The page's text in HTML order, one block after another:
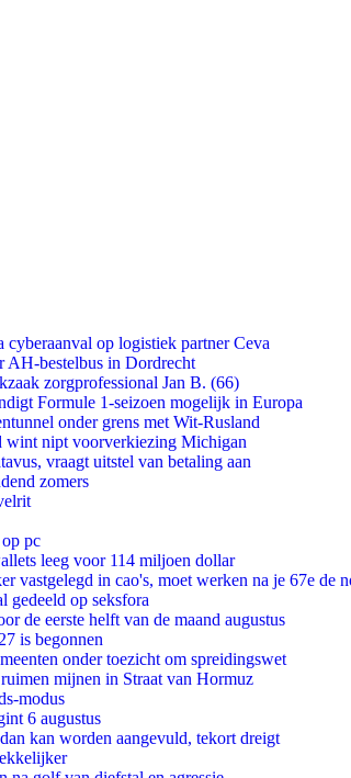
op logistiek partner Ceva
AH-bestelbus in Dordrecht
zorgprofessional Jan B. (66)
Formule 1-seizoen mogelijk in Europa
onder grens met Wit-Rusland
wint nipt voorverkiezing Michigan
vraagt uitstel van betaling aan
zomers
pc
leeg voor 114 miljoen dollar
vastgelegd in cao's, moet werken na je 67e de
gedeeld op seksfora
de eerste helft van de maand augustus
is begonnen
onder toezicht om spreidingswet
mijnen in Straat van Hormuz
modus
6 augustus
kan worden aangevuld, tekort dreigt